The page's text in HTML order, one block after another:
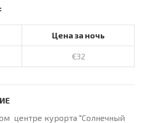
Цена за ночь
€32
центре курорта "Солнечный